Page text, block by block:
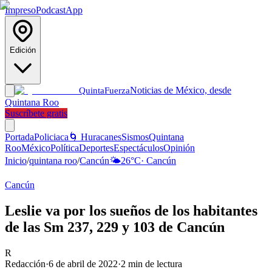
ImpresoPodcastApp
Edición
QuintaFuerzaNoticias de México, desde
Quintana Roo
Suscríbete gratis
PortadaPoliciaca 🌀 HuracanesSismosQuintana
RooMéxicoPolíticaDeportesEspectáculosOpinión
Inicio/quintana roo/Cancún🌤️26°C· Cancún
Cancún
Leslie va por los sueños de los habitantes
de las Sm 237, 229 y 103 de Cancún
R
Redacción·6 de abril de 2022·2 min de lectura